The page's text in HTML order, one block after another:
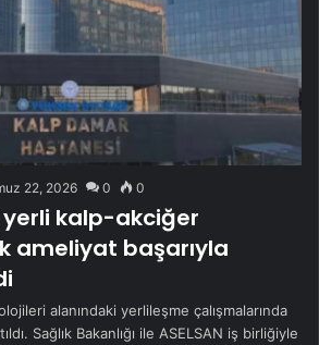
22, 2026 0 0
yerli kalp-akciğer
ameliyat başarıyla
alanındaki yerlileşme çalışmalarında
Sağlık Bakanlığı ile ASELSAN iş birliğiyle